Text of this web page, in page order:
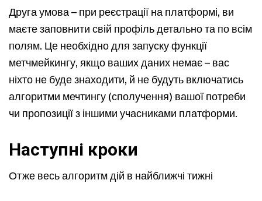
Друга умова – при реєстрації на платформі, ви
маєте заповнити свій профіль детально та по всім
полям. Це необхідно для запуску функції
метчмейкингу, якщо ваших даних немає – вас
ніхто не буде знаходити, й не будуть включатись
алгоритми мечтингу (сполучення) вашої потреби
чи пропозиції з іншими учасниками платформи.
Наступні кроки
Отже весь алгоритм дій в найближчі тижні